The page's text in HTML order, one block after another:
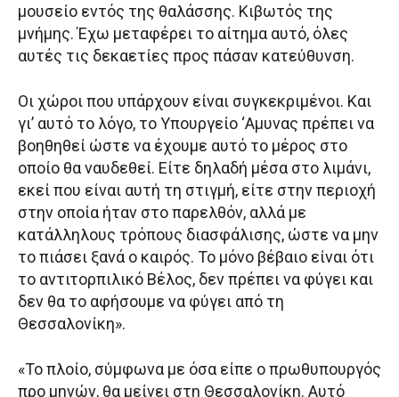
μουσείο εντός της θαλάσσης. Κιβωτός της
μνήμης. Έχω μεταφέρει το αίτημα αυτό, όλες
αυτές τις δεκαετίες προς πάσαν κατεύθυνση.
Οι χώροι που υπάρχουν είναι συγκεκριμένοι. Και
γι’ αυτό το λόγο, το Υπουργείο ‘Αμυνας πρέπει να
βοηθηθεί ώστε να έχουμε αυτό το μέρος στο
οποίο θα ναυδεθεί. Είτε δηλαδή μέσα στο λιμάνι,
εκεί που είναι αυτή τη στιγμή, είτε στην περιοχή
στην οποία ήταν στο παρελθόν, αλλά με
κατάλληλους τρόπους διασφάλισης, ώστε να μην
το πιάσει ξανά ο καιρός. Το μόνο βέβαιο είναι ότι
το αντιτορπιλικό Βέλος, δεν πρέπει να φύγει και
δεν θα το αφήσουμε να φύγει από τη
Θεσσαλονίκη».
«Το πλοίο, σύμφωνα με όσα είπε ο πρωθυπουργός
προ μηνών, θα μείνει στη Θεσσαλονίκη. Αυτό